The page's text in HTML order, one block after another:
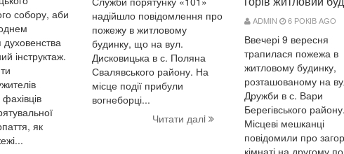
собору, аби
інструктаж.
як
надійшло повідомлення про
пожежу в житловому
будинку, що на вул.
Дисковицька в с. Поляна
Свалявського району. На
місце події прибули
вогнеборці...
Читати далi
ADMIN 6 РОКІВ AGO
Ввечері 9 вересня
трапилася пожежа в
житловому будинку,
розташованому на
Дружби в с. Вари
Берегівського району.
Місцеві мешканці
повідомили про